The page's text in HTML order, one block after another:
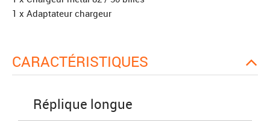
1 x Adaptateur chargeur
CARACTÉRISTIQUES
Réplique longue